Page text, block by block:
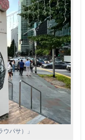
ウパサ）」